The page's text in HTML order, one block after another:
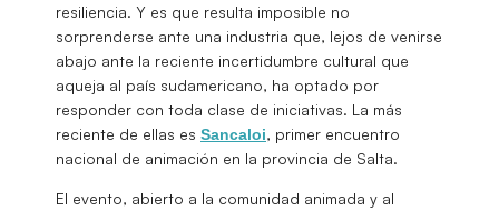
resiliencia. Y es que resulta imposible no
sorprenderse ante una industria que, lejos de venirse
abajo ante la reciente incertidumbre cultural que
aqueja al país sudamericano, ha optado por
responder con toda clase de iniciativas. La más
reciente de ellas es Sancaloi, primer encuentro
nacional de animación en la provincia de Salta.
El evento, abierto a la comunidad animada y al